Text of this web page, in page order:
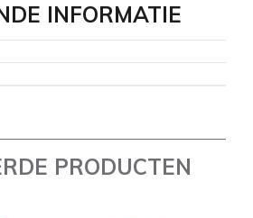
INFORMATIE
PRODUCTEN